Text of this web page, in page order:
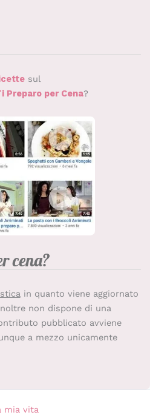
sul
Preparo per Cena?
cena?
in quanto viene aggiornato
non dispone di una
pubblicato avviene
a mezzo unicamente
mia vita